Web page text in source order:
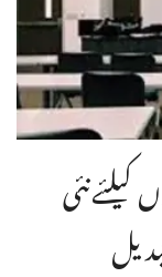
کیلئےنئی